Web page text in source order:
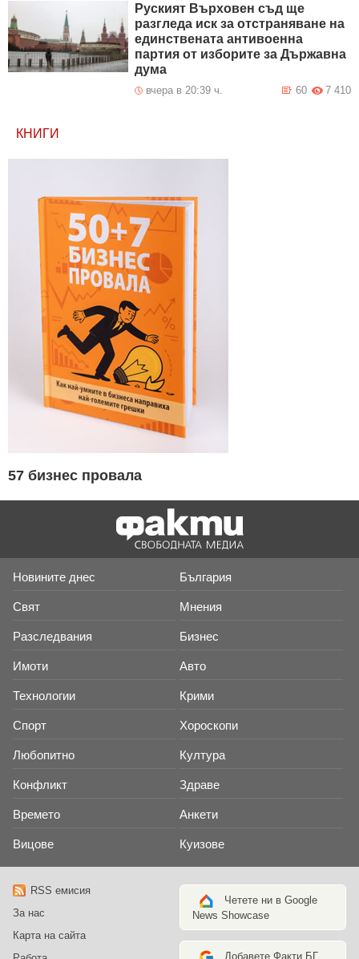
Руският Върховен съд ще
разгледа иск за отстраняване на
единствената антивоенна
партия от изборите за Държавна
дума
вчера в 20:39 ч. 7 410
60
КНИГИ
57 бизнес провала
Новините днес България
Свят Мнения
Разследвания Бизнес
Имоти Авто
Технологии Крими
Спорт Хороскопи
Любопитно Култура
Конфликт Здраве
Времето Анкети
Вицове Куизове
RSS емисия
За нас
Карта на сайта
Четете ни в Google
News Showcase
Добавете Факти.БГ